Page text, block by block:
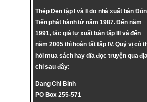
Thép Đen tập I và II do nhà xuất bản
Tiến phát hành từ năm 1987. Đến năm
1991, tác giả tự xuất bản tập III và đến
năm 2005 thì hoàn tất tập IV. Quý vị có
hỏi mua sách hay dĩa đọc truyện qua
chỉ sau đây:
Dang Chi Binh
PO Box 255-571